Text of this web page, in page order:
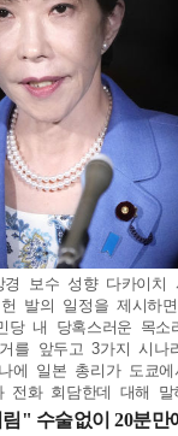
경 보수 성향 다카이치
발의 일정을 제시하
내 당혹스러운 목소
를 앞두고 3가지 시나
에 일본 총리가 도쿄
전화 회담한데 대해 말